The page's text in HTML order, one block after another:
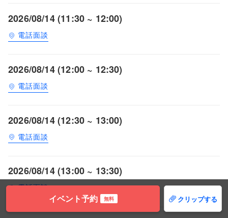
2026/08/14 (11:30 ~ 12:00)
電話面談
2026/08/14 (12:00 ~ 12:30)
電話面談
2026/08/14 (12:30 ~ 13:00)
電話面談
2026/08/14 (13:00 ~ 13:30)
電話面談
イベント予約 無料 クリップする